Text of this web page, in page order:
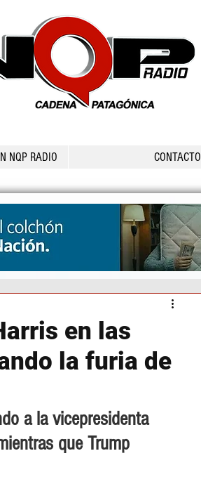
NQP RADIO CONTACTO
en las
la furia de
a la vicepresidenta
que Trump